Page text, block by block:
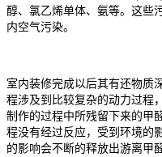
醇、氯乙烯单体、氨等。这些
内空气污染。
室内装修完成以后其有还物质
程涉及到比较复杂的动力过程
制作的过程中所残留下来的甲
程没有经过反应，受到环境的
的影响会不断的释放出游离甲